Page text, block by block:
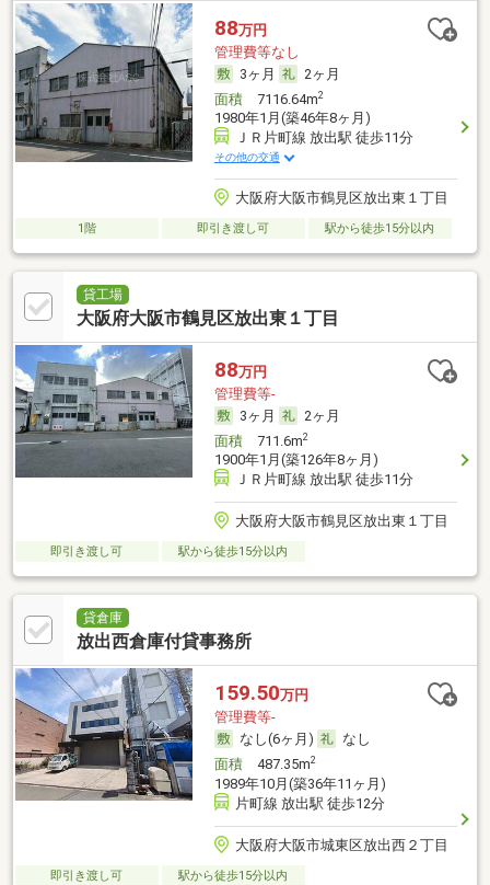
88万円
管理費等なし
3ヶ月
2ヶ月
面積7116.64m2
1980年1月(築46年8ヶ月)
ＪＲ片町線 放出駅 徒歩11分
その他の交通
大阪府大阪市鶴見区放出東１丁目
1階 即引き渡し可 駅から徒歩15分以内
貸工場
大阪府大阪市鶴見区放出東１丁目
88万円
管理費等-
3ヶ月
2ヶ月
面積711.6m2
1900年1月(築126年8ヶ月)
ＪＲ片町線 放出駅 徒歩11分
大阪府大阪市鶴見区放出東１丁目
即引き渡し可 駅から徒歩15分以内
貸倉庫
放出西倉庫付貸事務所
159.50万円
管理費等-
なし(6ヶ月)
なし
面積487.35m2
1989年10月(築36年11ヶ月)
片町線 放出駅 徒歩12分
大阪府大阪市城東区放出西２丁目
即引き渡し可 駅から徒歩15分以内